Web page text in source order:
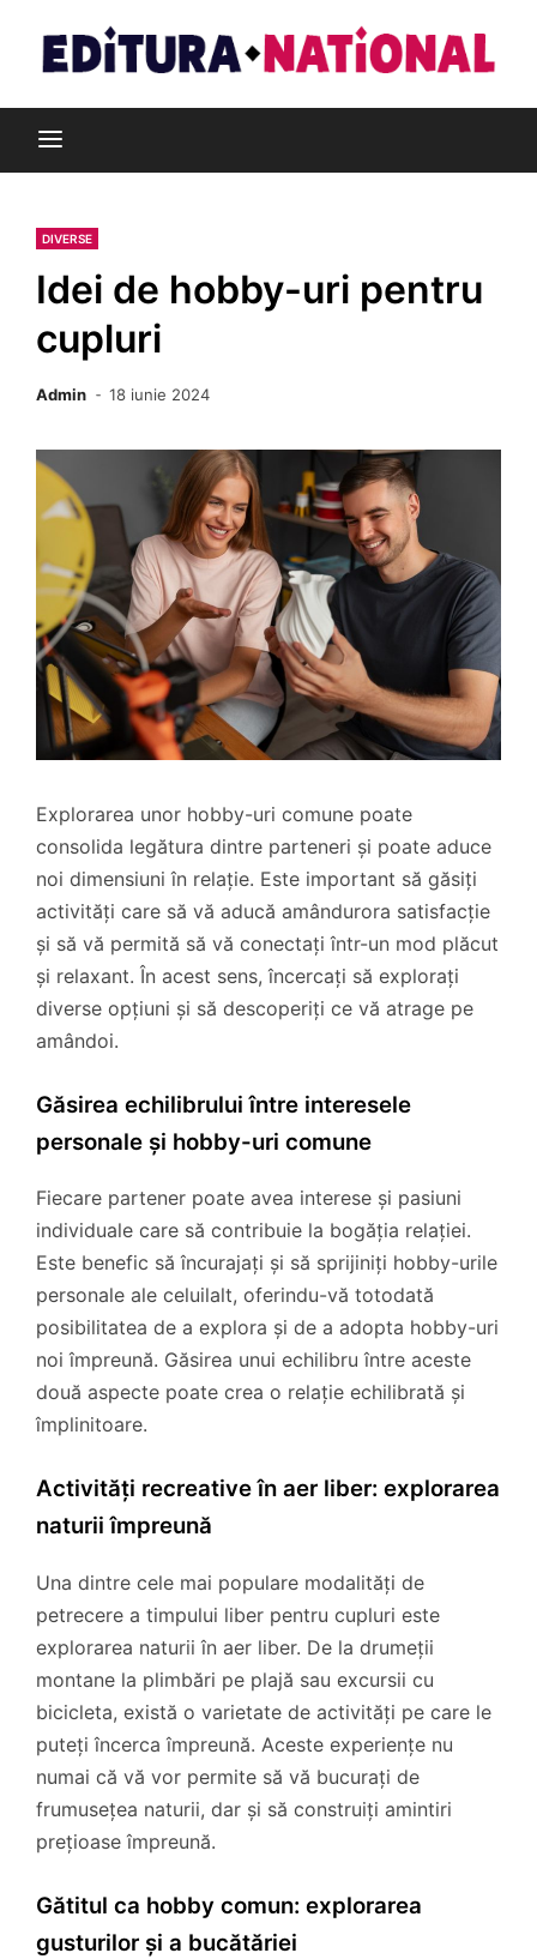
content
Editura Național
DIVERSE
Idei de hobby-uri pentru
cupluri
Admin 18 iunie 2024
Explorarea unor hobby-uri comune poate
consolida legătura dintre parteneri și poate aduce
noi dimensiuni în relație. Este important să găsiți
activități care să vă aducă amândurora satisfacție
și să vă permită să vă conectați într-un mod plăcut
și relaxant. În acest sens, încercați să explorați
diverse opțiuni și să descoperiți ce vă atrage pe
amândoi.
Găsirea echilibrului între interesele
personale și hobby-uri comune
Fiecare partener poate avea interese și pasiuni
individuale care să contribuie la bogăția relației.
Este benefic să încurajați și să sprijiniți hobby-urile
personale ale celuilalt, oferindu-vă totodată
posibilitatea de a explora și de a adopta hobby-uri
noi împreună. Găsirea unui echilibru între aceste
două aspecte poate crea o relație echilibrată și
împlinitoare.
Activități recreative în aer liber: explorarea
naturii împreună
Una dintre cele mai populare modalități de
petrecere a timpului liber pentru cupluri este
explorarea naturii în aer liber. De la drumeții
montane la plimbări pe plajă sau excursii cu
bicicleta, există o varietate de activități pe care le
puteți încerca împreună. Aceste experiențe nu
numai că vă vor permite să vă bucurați de
frumusețea naturii, dar și să construiți amintiri
prețioase împreună.
Gătitul ca hobby comun: explorarea
gusturilor și a bucătăriei